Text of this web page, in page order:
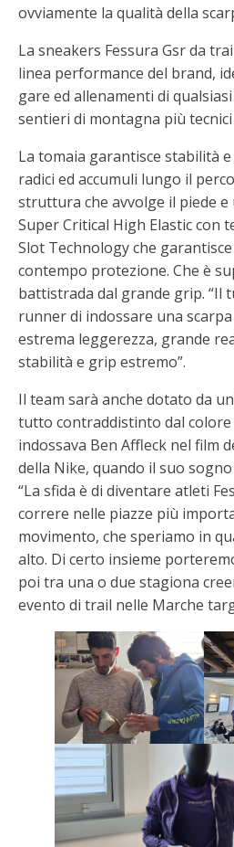
ovviamente la qualità della
La sneakers Fessura Gsr da
linea performance del brand,
gare ed allenamenti di
sentieri di montagna più tecnici
La tomaia garantisce stabilità
radici ed accumuli lungo il
struttura che avvolge il piede e
Super Critical High Elastic con
Slot Technology che
contempo protezione. Che è
battistrada dal grande grip. “Il
runner di indossare una
estrema leggerezza, grande
stabilità e grip estremo”.
Il team sarà anche dotato da
tutto contraddistinto dal colore
indossava Ben Affleck nel film
della Nike, quando il suo
“La sfida è di diventare atleti
correre nelle piazze più
movimento, che speriamo in
alto. Di certo insieme
poi tra una o due stagiona
evento di trail nelle Marche